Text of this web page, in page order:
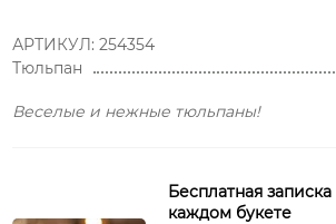
АРТИКУЛ: 254354
Тюльпан
Веселые и нежные тюльпаны!
Бесплатная записка
каждом букете